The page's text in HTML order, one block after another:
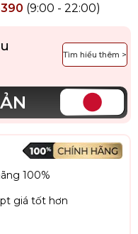
(9:00 - 22:00)
Tìm hiểu thêm >
100%
giá tốt hơn